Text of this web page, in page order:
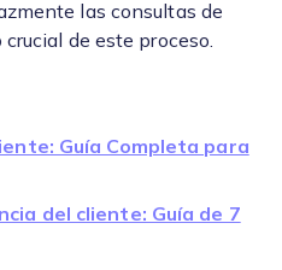
las consultas de
de este proceso.
Guía Completa para
del cliente: Guía de 7